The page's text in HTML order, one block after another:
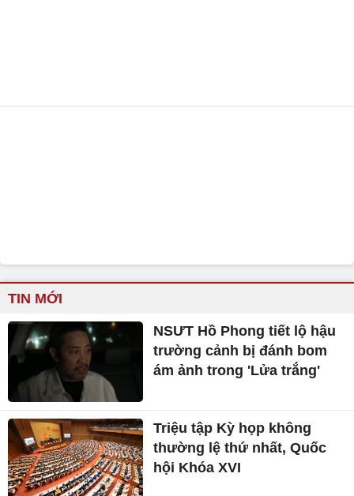
TIN MỚI
NSƯT Hồ Phong tiết lộ hậu
trường cảnh bị đánh bom
ám ảnh trong 'Lửa trắng'
Triệu tập Kỳ họp không
thường lệ thứ nhất, Quốc
hội Khóa XVI